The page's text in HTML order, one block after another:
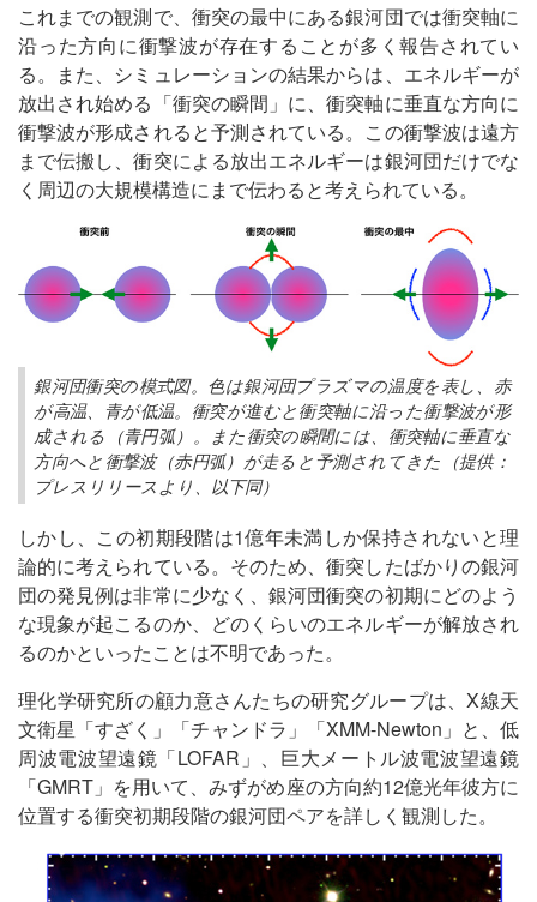
これまでの観測で、衝突の最中にある銀河団では衝突軸に
沿った方向に衝撃波が存在することが多く報告されてい
る。また、シミュレーションの結果からは、エネルギーが
放出され始める「衝突の瞬間」に、衝突軸に垂直な方向に
衝撃波が形成されると予測されている。この衝撃波は遠方
まで伝搬し、衝突による放出エネルギーは銀河団だけでな
く周辺の大規模構造にまで伝わると考えられている。
銀河団衝突の模式図。色は銀河団プラズマの温度を表し、赤
が高温、青が低温。衝突が進むと衝突軸に沿った衝撃波が形
成される（青円弧）。また衝突の瞬間には、衝突軸に垂直な
方向へと衝撃波（赤円弧）が走ると予測されてきた（提供：
プレスリリースより、以下同）
しかし、この初期段階は1億年未満しか保持されないと理
論的に考えられている。そのため、衝突したばかりの銀河
団の発見例は非常に少なく、銀河団衝突の初期にどのよう
な現象が起こるのか、どのくらいのエネルギーが解放され
るのかといったことは不明であった。
理化学研究所の顧力意さんたちの研究グループは、X線天
文衛星「すざく」「チャンドラ」「XMM-Newton」と、低
周波電波望遠鏡「LOFAR」、巨大メートル波電波望遠鏡
「GMRT」を用いて、みずがめ座の方向約12億光年彼方に
位置する衝突初期段階の銀河団ペアを詳しく観測した。